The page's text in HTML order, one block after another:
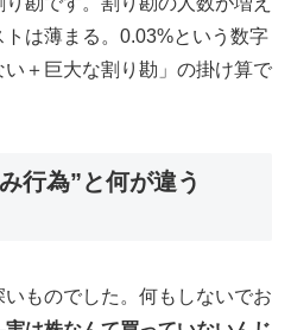
は薄まる。0.03%という数字
＋巨大な割り勘」の掛け算で
行為”と何が違う
ものでした。何もしないでお